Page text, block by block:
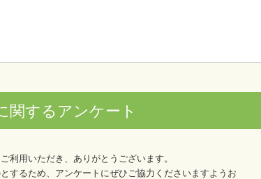
関するアンケート
利用いただき、ありがとうございます。
するため、アンケートにぜひご協力くださいますようお